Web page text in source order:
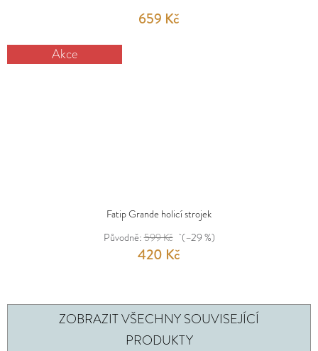
659 Kč
Akce
Fatip Grande holicí strojek
Původně:599 Kč (–29 %)
420 Kč
ZOBRAZIT VŠECHNY SOUVISEJÍCÍ
PRODUKTY